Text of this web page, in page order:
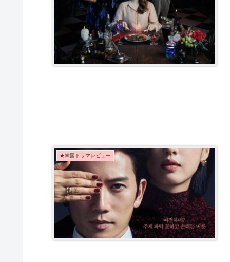
★韓国ドラマレビュー